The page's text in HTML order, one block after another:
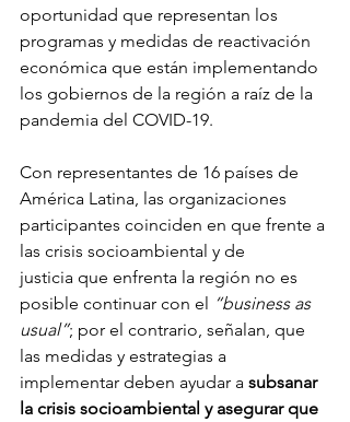
oportunidad que representan los
programas y medidas de reactivación
económica que están implementando
los gobiernos de la región a raíz de la
pandemia del COVID-19.
Con representantes de 16 países de
América Latina, las organizaciones
participantes coinciden en que frente a
las crisis socioambiental y de
justicia que enfrenta la región no es
posible continuar con el “business as
usual”; por el contrario, señalan, que
las medidas y estrategias a
implementar deben ayudar a subsanar
la crisis socioambiental y asegurar que